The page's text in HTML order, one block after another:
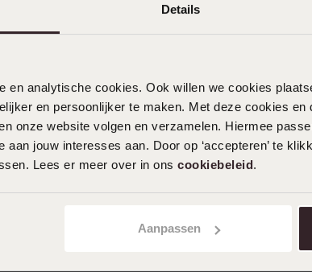
Details
en analytische cookies. Ook willen we cookies
en persoonlijker te maken. Met deze cookies en
onze website volgen en verzamelen. Hiermee
aan jouw interesses aan. Door op ‘accepteren’ te
Lees er meer over in ons cookiebeleid.
Aanpassen
Mooie stevig kinderring. Fijn afgewerkt
met steentjes. Heel schattig. Voor mijn
dochter van 7. Leuk dat die 2 ringen
heeft in 1.
Toon meer